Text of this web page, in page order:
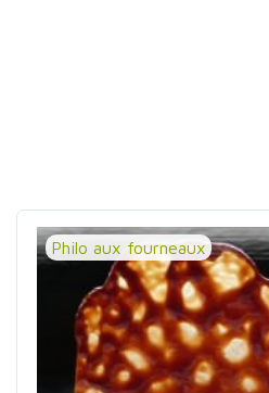
Philo aux fourneaux